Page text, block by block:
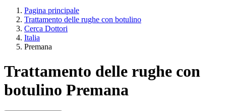
Pagina principale
Trattamento delle rughe con botulino
Cerca Dottori
Italia
Premana
Trattamento delle rughe con
botulino Premana